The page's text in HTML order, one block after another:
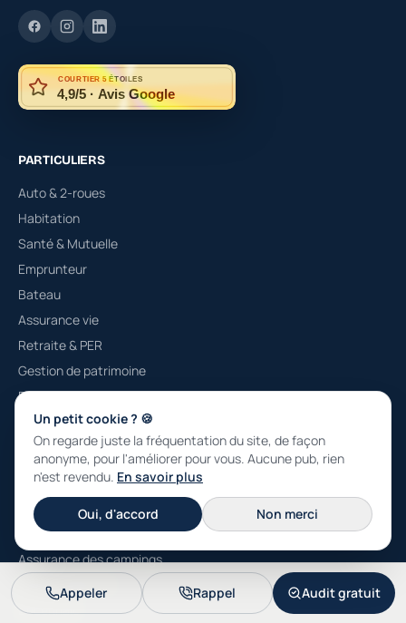
COURTIER 5 ÉTOILES
4,9/5 · Avis Google
PARTICULIERS
Auto & 2-roues
Habitation
Santé & Mutuelle
Emprunteur
Bateau
Assurance vie
Retraite & PER
Gestion de patrimoine
Prévoyance
Protection juridique
PROFESSIONNELS
RC pro
Multirisque
Assurance des campings
Santé collective
Décennale
Appeler Rappel Audit gratuit
Un petit cookie ? 🍪
On regarde juste la fréquentation du site, de façon
anonyme, pour l'améliorer pour vous. Aucune pub, rien
n'est revendu. En savoir plus
Oui, d'accord Non merci